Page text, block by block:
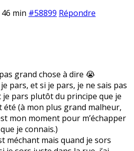
min #58899 Répondre
pas grand chose à dire 😭
pars, et si je pars, je ne sais pas
je pars plutôt du principe que je
été (à mon plus grand malheur,
mon moment pour m’échapper
je connais.)
méchant mais quand je sors